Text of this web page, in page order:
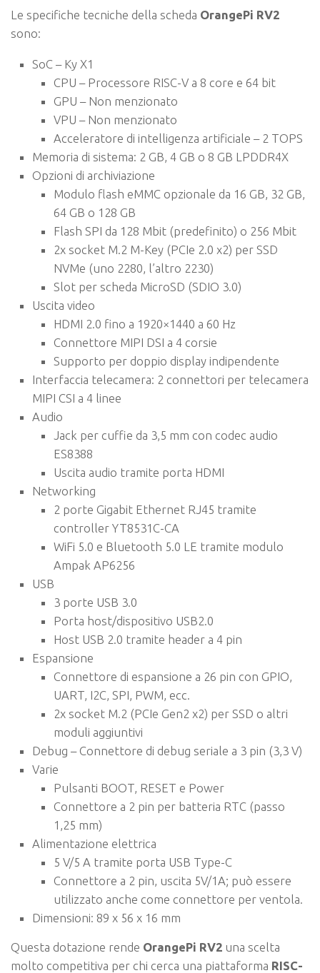
Le specifiche tecniche della scheda OrangePi RV2
sono:
SoC – Ky X1
CPU – Processore RISC-V a 8 core e 64 bit
GPU – Non menzionato
VPU – Non menzionato
Acceleratore di intelligenza artificiale – 2 TOPS
Memoria di sistema: 2 GB, 4 GB o 8 GB LPDDR4X
Opzioni di archiviazione
Modulo flash eMMC opzionale da 16 GB, 32 GB,
64 GB o 128 GB
Flash SPI da 128 Mbit (predefinito) o 256 Mbit
2x socket M.2 M-Key (PCIe 2.0 x2) per SSD
NVMe (uno 2280, l’altro 2230)
Slot per scheda MicroSD (SDIO 3.0)
Uscita video
HDMI 2.0 fino a 1920×1440 a 60 Hz
Connettore MIPI DSI a 4 corsie
Supporto per doppio display indipendente
Interfaccia telecamera: 2 connettori per telecamera
MIPI CSI a 4 linee
Audio
Jack per cuffie da 3,5 mm con codec audio
ES8388
Uscita audio tramite porta HDMI
Networking
2 porte Gigabit Ethernet RJ45 tramite
controller YT8531C-CA
WiFi 5.0 e Bluetooth 5.0 LE tramite modulo
Ampak AP6256
USB
3 porte USB 3.0
Porta host/dispositivo USB2.0
Host USB 2.0 tramite header a 4 pin
Espansione
Connettore di espansione a 26 pin con GPIO,
UART, I2C, SPI, PWM, ecc.
2x socket M.2 (PCIe Gen2 x2) per SSD o altri
moduli aggiuntivi
Debug – Connettore di debug seriale a 3 pin (3,3 V)
Varie
Pulsanti BOOT, RESET e Power
Connettore a 2 pin per batteria RTC (passo
1,25 mm)
Alimentazione elettrica
5 V/5 A tramite porta USB Type-C
Connettore a 2 pin, uscita 5V/1A; può essere
utilizzato anche come connettore per ventola.
Dimensioni: 89 x 56 x 16 mm
Questa dotazione rende OrangePi RV2 una scelta
molto competitiva per chi cerca una piattaforma RISC-